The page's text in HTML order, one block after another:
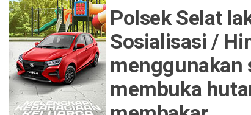
Polsek Selat
Sosialisasi /
menggunakan
membuka